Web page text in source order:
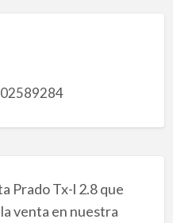
Prado Tx-l 2.8 que
venta en nuestra